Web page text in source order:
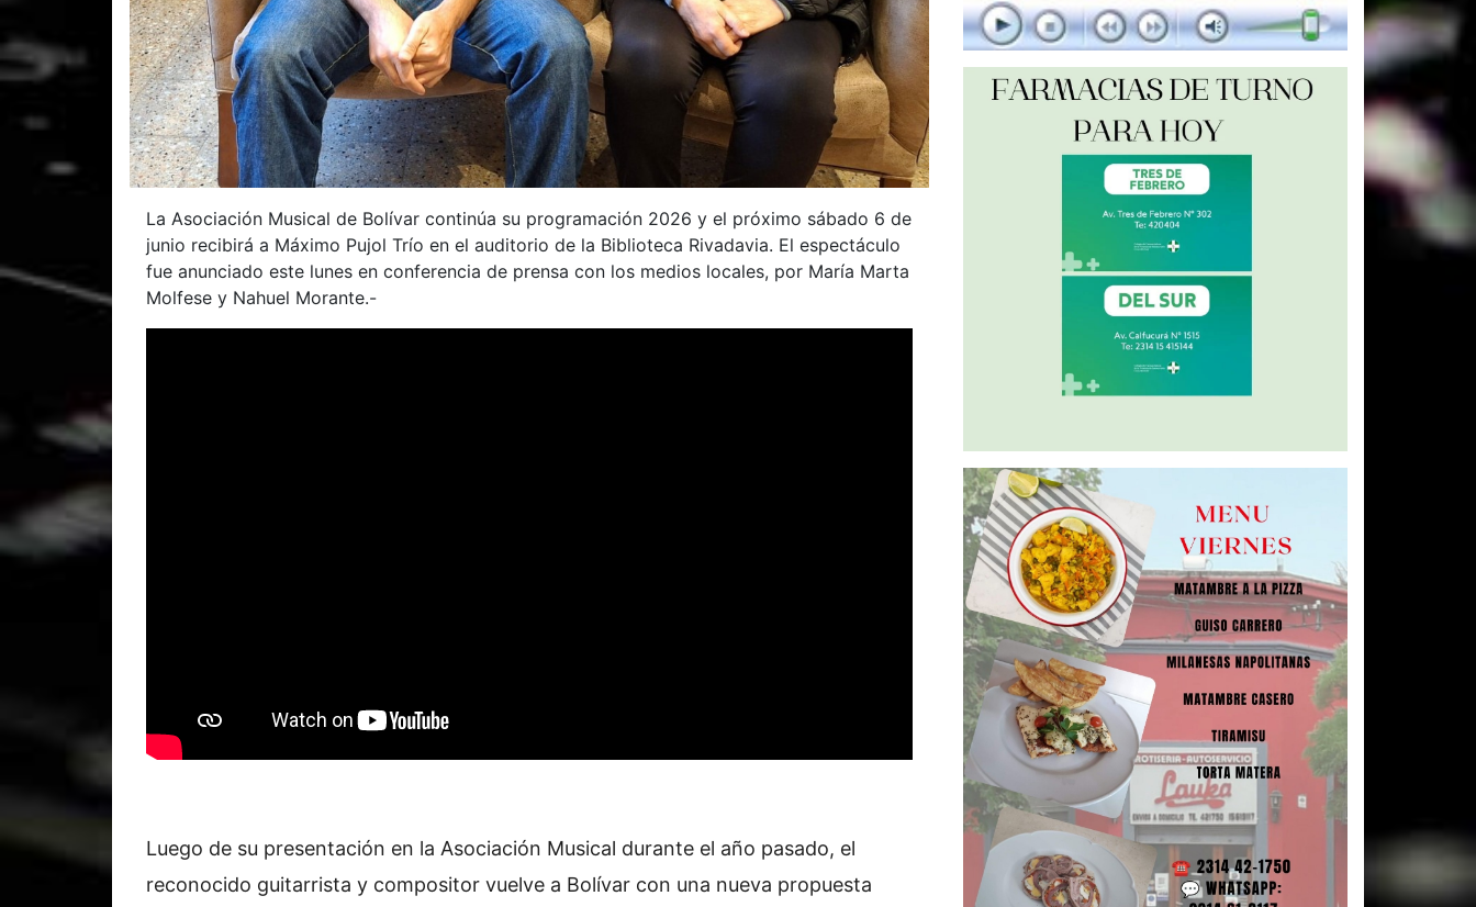
La Asociación Musical de Bolívar continúa su programación 2026 y el próximo sábado 6 de
junio recibirá a Máximo Pujol Trío en el auditorio de la Biblioteca Rivadavia. El espectáculo
fue anunciado este lunes en conferencia de prensa con los medios locales, por María Marta
Molfese y Nahuel Morante.-
Luego de su presentación en la Asociación Musical durante el año pasado, el
reconocido guitarrista y compositor vuelve a Bolívar con una nueva propuesta